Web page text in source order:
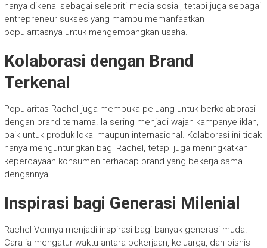
hanya dikenal sebagai selebriti media sosial, tetapi juga sebagai
entrepreneur sukses yang mampu memanfaatkan
popularitasnya untuk mengembangkan usaha.
Kolaborasi dengan Brand
Terkenal
Popularitas Rachel juga membuka peluang untuk berkolaborasi
dengan brand ternama. Ia sering menjadi wajah kampanye iklan,
baik untuk produk lokal maupun internasional. Kolaborasi ini tidak
hanya menguntungkan bagi Rachel, tetapi juga meningkatkan
kepercayaan konsumen terhadap brand yang bekerja sama
dengannya.
Inspirasi bagi Generasi Milenial
Rachel Vennya menjadi inspirasi bagi banyak generasi muda.
Cara ia mengatur waktu antara pekerjaan, keluarga, dan bisnis